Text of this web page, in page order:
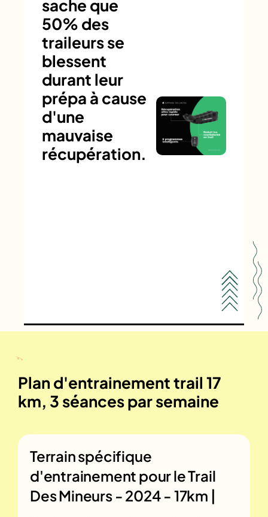
sache que
50% des
traileurs se
blessent
durant leur
prépa à cause
d'une
mauvaise
récupération.
Plan d'entrainement trail 17
km, 3 séances par semaine
Terrain spécifique
d'entrainement pour leTrail
Des Mineurs - 2024 - 17km |